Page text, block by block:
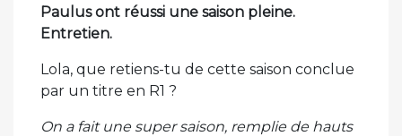
Paulus ont réussi une saison pleine.
Entretien.
Lola, que retiens-tu de cette saison conclue
par un titre en R1 ?
On a fait une super saison, remplie de hauts